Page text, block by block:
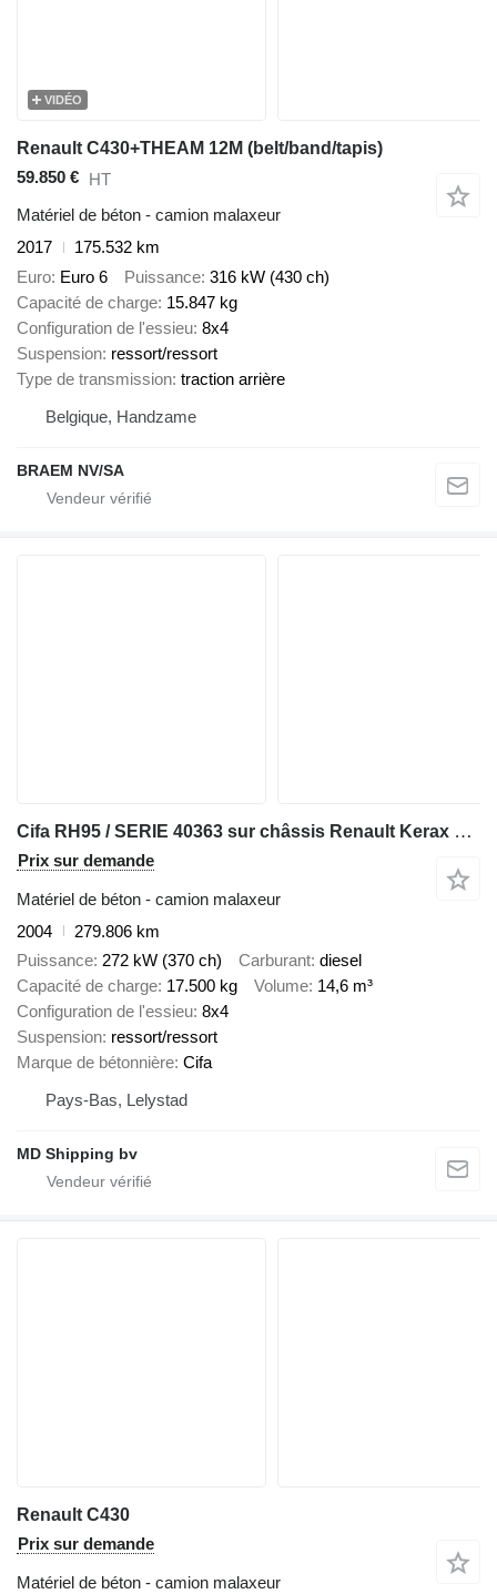
VIDÉO
Renault C430+THEAM 12M (belt/band/tapis)
59.850 € HT
Matériel de béton - camion malaxeur
2017
175.532 km
Euro Euro 6 Puissance 316 kW (430 ch)
Capacité de charge 15.847 kg
Configuration de l'essieu 8x4
Suspension ressort/ressort
Type de transmission traction arrière
Belgique, Handzame
BRAEM NV/SA
Cifa RH95 / SERIE 40363 sur châssis Renault Kerax 370
Prix sur demande
Matériel de béton - camion malaxeur
2004
279.806 km
Puissance 272 kW (370 ch) Carburant diesel
Capacité de charge 17.500 kg Volume 14,6 m³
Configuration de l'essieu 8x4
Suspension ressort/ressort
Marque de bétonnière Cifa
Pays-Bas, Lelystad
MD Shipping bv
Renault C430
Prix sur demande
Matériel de béton - camion malaxeur